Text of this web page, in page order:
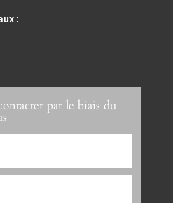
:
par le biais du